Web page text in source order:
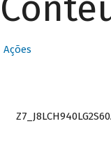
Ações